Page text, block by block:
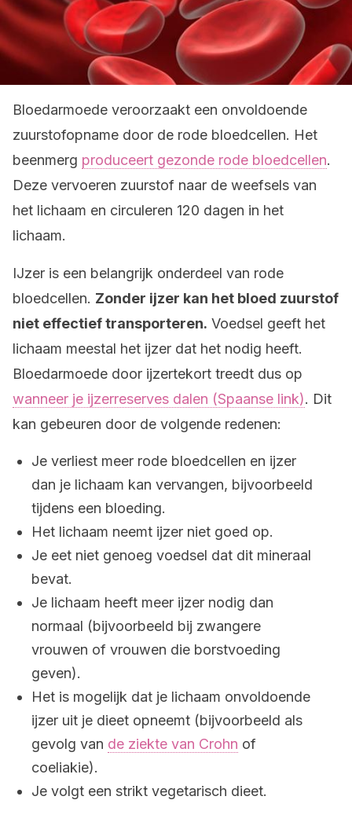
Bloedarmoede veroorzaakt een onvoldoende
zuurstofopname door de rode bloedcellen. Het
beenmerg produceert gezonde rode bloedcellen.
Deze vervoeren zuurstof naar de weefsels van
het lichaam en circuleren 120 dagen in het
lichaam.
IJzer is een belangrijk onderdeel van rode
bloedcellen. Zonder ijzer kan het bloed zuurstof
niet effectief transporteren. Voedsel geeft het
lichaam meestal het ijzer dat het nodig heeft.
Bloedarmoede door ijzertekort treedt dus op
wanneer je ijzerreserves dalen (Spaanse link). Dit
kan gebeuren door de volgende redenen:
Je verliest meer rode bloedcellen en ijzer
dan je lichaam kan vervangen, bijvoorbeeld
tijdens een bloeding.
Het lichaam neemt ijzer niet goed op.
Je eet niet genoeg voedsel dat dit mineraal
bevat.
Je lichaam heeft meer ijzer nodig dan
normaal (bijvoorbeeld bij zwangere
vrouwen of vrouwen die borstvoeding
geven).
Het is mogelijk dat je lichaam onvoldoende
ijzer uit je dieet opneemt (bijvoorbeeld als
gevolg van de ziekte van Crohn of
coeliakie).
Je volgt een strikt vegetarisch dieet.